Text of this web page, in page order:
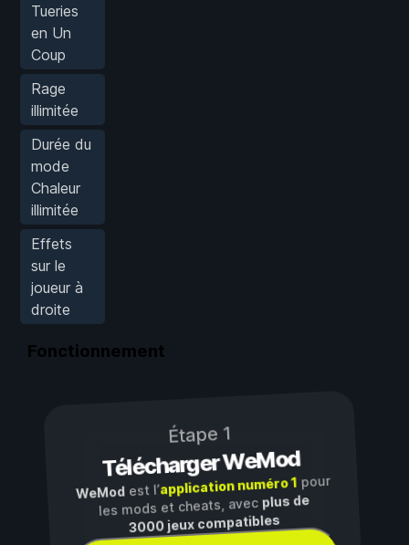
Tueries
en Un
Coup
Rage
illimitée
Durée du
mode
Chaleur
illimitée
Effets
sur le
joueur à
droite
Fonctionnement
Étape 1
Télécharger WeMod
WeModest l’application numéro 1pour
les mods et cheats, avec plus de
3000 jeux compatibles